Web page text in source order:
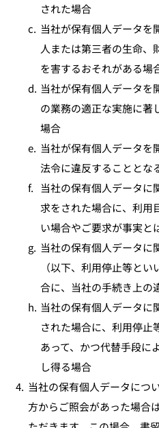
された場合
c. 当社が保有個人データを
人または第三者の生命、
を害するおそれがある場
d. 当社が保有個人データを
の業務の適正な実施に著
場合
e. 当社が保有個人データを
法令に違反することとな
f.
当社の保有個人データに
求をされた場合に、利用
い場合やご要求が事実と
g. 当社の保有個人データに
（以下、利用停止等と
合に、当社の手続き上の
h. 当社の保有個人データに
された場合に、利用停止
あって、かつ代替手段に
し得る場合
4. 当社の保有個人データにつ
方からご照会があった場合